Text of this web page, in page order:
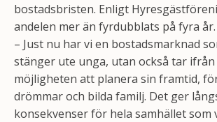
bostadsbristen. Enligt
andelen mer än fyrdubblats på fyra år.
– Just nu har vi en bostadsmarknad
stänger ute unga, utan också tar ifrån
möjligheten att planera sin framtid,
drömmar och bilda familj. Det ger
konsekvenser för hela samhället som